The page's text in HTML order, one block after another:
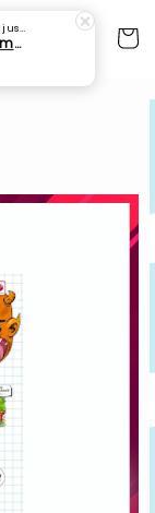
just purchased
GB4| Siri Fenomena Alam: Gempa Bumi & Tsunami Yang Memusnahkan Kehidupan (SFM 2A)